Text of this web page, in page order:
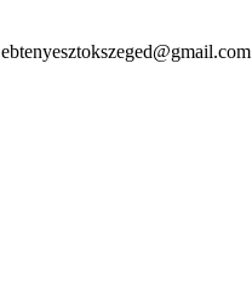
ebtenyesztokszeged@gmail.com